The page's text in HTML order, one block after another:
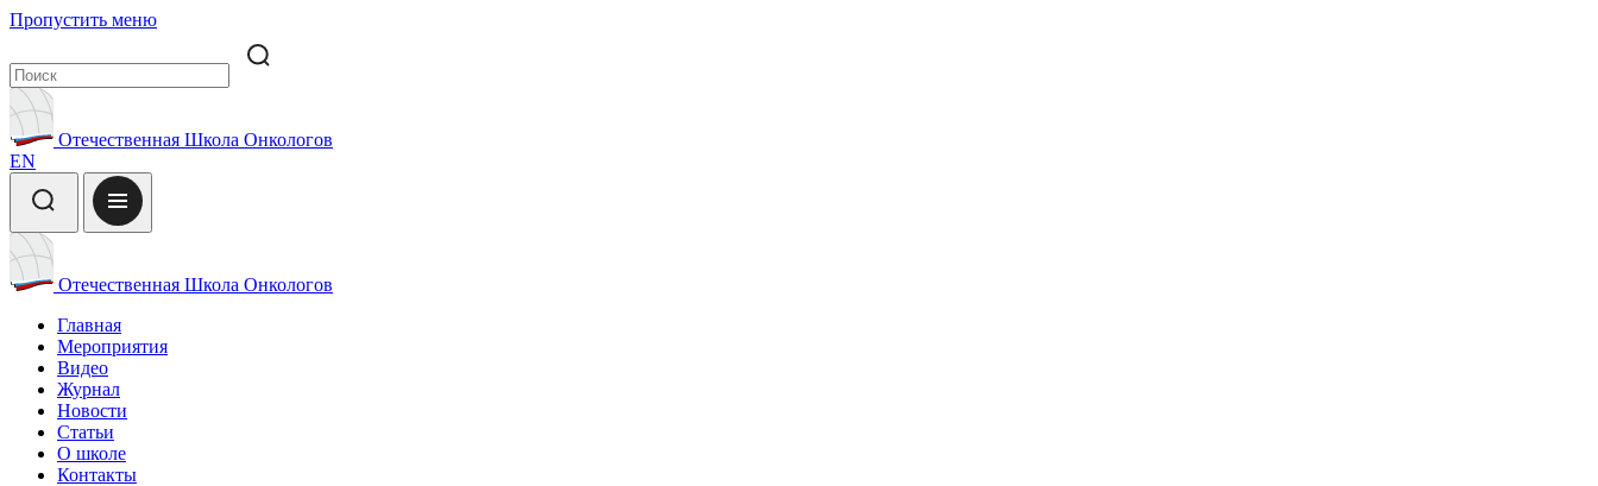
Пропустить меню
Отечественная Школа Онкологов
EN
Отечественная Школа Онкологов
Главная
Мероприятия
Видео
Журнал
Новости
Статьи
О школе
Контакты